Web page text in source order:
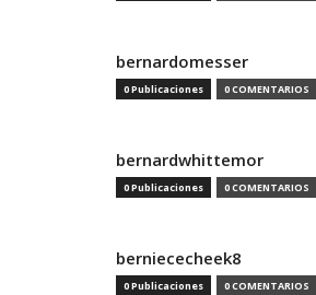
bernardomesser
0 Publicaciones 0 COMENTARIOS
bernardwhittemor
0 Publicaciones 0 COMENTARIOS
berniececheek8
0 Publicaciones 0 COMENTARIOS